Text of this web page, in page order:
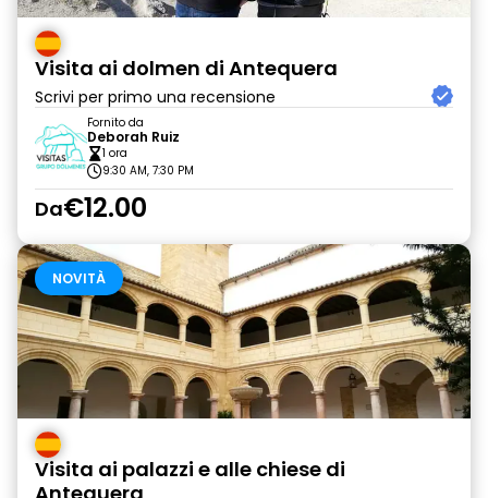
Visita ai dolmen di Antequera
Scrivi per primo una recensione
Fornito da
Deborah Ruiz
1 ora
9:30 AM, 7:30 PM
Da€12.00
NOVITÀ
Visita ai palazzi e alle chiese di